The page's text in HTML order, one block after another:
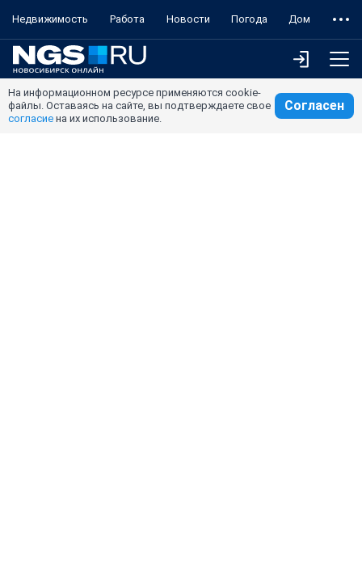
Недвижимость Работа Новости Погода Дом
На информационном ресурсе применяются cookie-
файлы. Оставаясь на сайте, вы подтверждаете свое
согласие на их использование.
Согласен